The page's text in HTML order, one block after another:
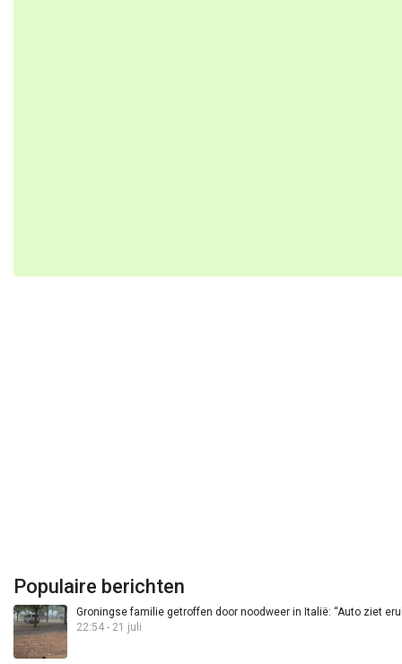
Populaire berichten
Groningse familie getroffen door noodweer in Italië: “Auto ziet
22:54 - 21 juli